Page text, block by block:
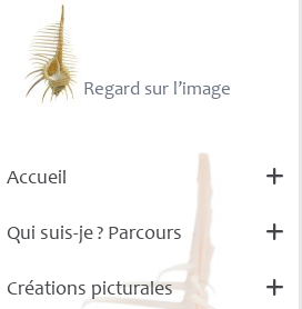
Regard sur l’image
Accueil
Qui suis-je? Parcours
Créations picturales